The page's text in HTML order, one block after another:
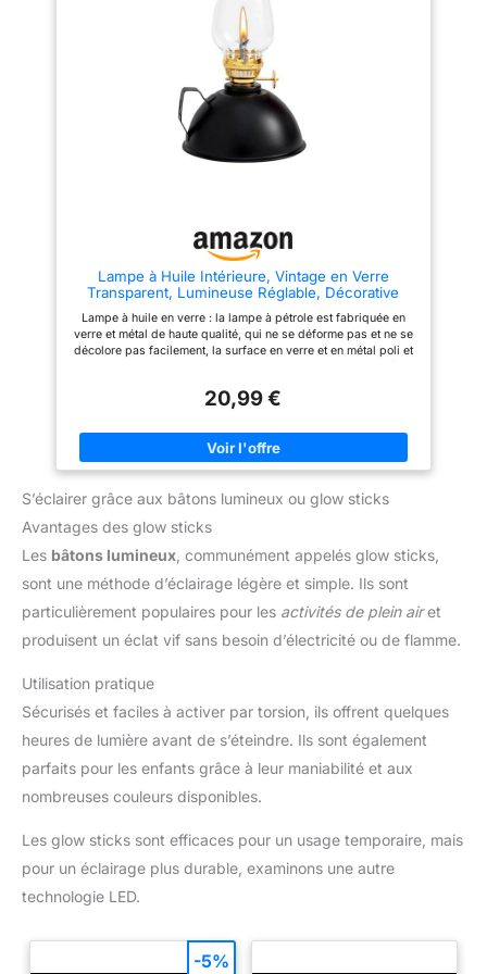
Lampe à Huile Intérieure, Vintage en Verre
Transparent, Lumineuse Réglable, Décorative
Coupe-Vent pour Salon, Salle à Manger, Utilisation
d’Urgence
Lampe à huile en verre : la lampe à pétrole est fabriquée en
verre et métal de haute qualité, qui ne se déforme pas et ne se
décolore pas facilement, la surface en verre et en métal poli et
Design élégant : la lampe à kérosène incarne un charme
aspect antique en fait un ajout attrayant à tout décor, des
cuisines et cafés aux bars et aux intérieurs individuels Facile à
utiliser : le régulateur de flamme peut être démonté et retiré, il
combustible de la lampe à huile : kérosène, huile de
combustibles sûrs (pas d'essence, d'alcool). Lors de l'ajout
d'huile de lampe, il est recommandé d'augmenter la capacité à
70 %, veuillez tremper la mèche avec de l'huile avant de la
mettre Allumage Portable et pratique : la lampe à pétrole
classique a un style de design simple et une apparence
élégante, peut être utilisée aussi bien à l'intérieur qu'à
Dimensions du produit : 20 x 12 cm Largement utilisé : ces
d'éclairage et de décoration. Elle est souvent utilisée pour le
salon, la salle à manger, le bar, la ferme, l'éclairage des
bougies. Ne vous inquiétez pas d'une panne de courant
une lumière chaude et sont un excellent outil d'éclairage de
20,99 €
S’éclairer grâce aux bâtons lumineux ou glow sticks
Avantages des glow sticks
Les bâtons lumineux , communément appelés glow sticks,
sont une méthode d’éclairage légère et simple. Ils sont
particulièrement populaires pour les activités de plein airet
produisent un éclat vif sans besoin d’électricité ou de flamme.
Utilisation pratique
Sécurisés et faciles à activer par torsion, ils offrent quelques
heures de lumière avant de s’éteindre. Ils sont également
parfaits pour les enfants grâce à leur maniabilité et aux
nombreuses couleurs disponibles.
Les glow sticks sont efficaces pour un usage temporaire, mais
pour un éclairage plus durable, examinons une autre
technologie LED.
-5%